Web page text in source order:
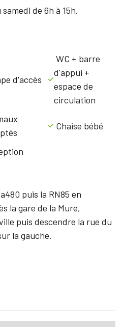
de 6h à 15h.
d'accès
WC + barre
d'appui +
espace de
circulation
Chaise bébé
puis la RN85 en
la gare de la Mure,
puis descendre la rue du
la gauche.